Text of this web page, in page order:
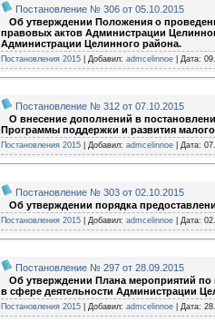
Постановление № 306 от 05.10.2015
Об утверждении Положения о
правовых актов Администрации
Администрации Целинного района.
Постановления 2015 | Добавил: admcelinnoe | Дата:
Постановление № 312 от 07.10.2015
О внесение дополнений в
Программы поддержки и развития
Постановления 2015 | Добавил: admcelinnoe | Дата:
Постановление № 303 от 02.10.2015
Об утверждении порядка
Постановления 2015 | Добавил: admcelinnoe | Дата:
Постановление № 297 от 28.09.2015
Об утверждении Плана мероприятий по
в сфере деятельности Администрации
Постановления 2015 | Добавил: admcelinnoe | Дата: